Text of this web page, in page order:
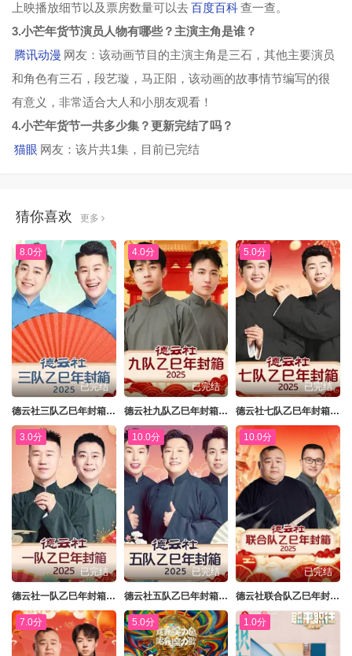
上映播放细节以及票房数量可以去百度百科查一查。
3.小芒年货节演员人物有哪些？主演主角是谁？
腾讯动漫 网友：该动画节目的主演主角是三石，其他主要演员
和角色有三石，段艺璇，马正阳，该动画的故事情节编写的很
有意义，非常适合大人和小朋友观看！
4.小芒年货节一共多少集？更新完结了吗？
猫眼 网友：该片共1集，目前已完结
猜你喜欢 更多
8.0分
已完结
德云社三队乙巳年封箱2025
4.0分
已完结
德云社九队乙巳年封箱2025
5.0分
已完结
德云社七队乙巳年封箱2025
3.0分
已完结
德云社一队乙巳年封箱2025
10.0分
已完结
德云社五队乙巳年封箱2025
10.0分
已完结
德云社联合队乙巳年封箱2025
7.0分 5.0分 1.0分